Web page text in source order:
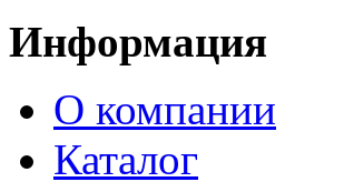
Информация
О компании
Каталог